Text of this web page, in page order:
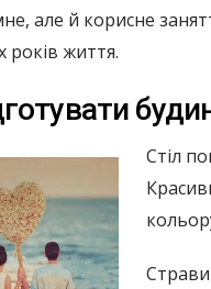
але й корисне
років життя.
Стіл